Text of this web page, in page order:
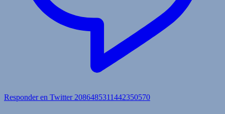
Responder en Twitter 2086485311442350570